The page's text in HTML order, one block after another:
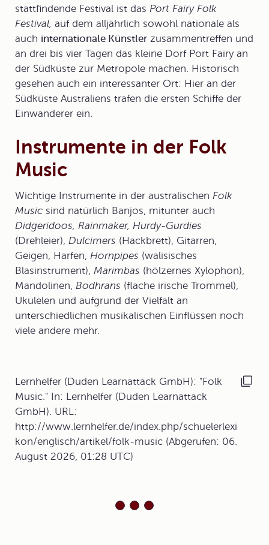
stattfindende Festival ist das Port Fairy Folk
Festival, auf dem alljährlich sowohl nationale als
auch internationale Künstler zusammentreffen und
an drei bis vier Tagen das kleine Dorf Port Fairy an
der Südküste zur Metropole machen. Historisch
gesehen auch ein interessanter Ort: Hier an der
Südküste Australiens trafen die ersten Schiffe der
Einwanderer ein.
Instrumente in der Folk
Music
Wichtige Instrumente in der australischen Folk
Music sind natürlich Banjos, mitunter auch
Didgeridoos, Rainmaker, Hurdy-Gurdies
(Drehleier), Dulcimers (Hackbrett), Gitarren,
Geigen, Harfen, Hornpipes (walisisches
Blasinstrument), Marimbas (hölzernes Xylophon),
Mandolinen, Bodhrans (flache irische Trommel),
Ukulelen und aufgrund der Vielfalt an
unterschiedlichen musikalischen Einflüssen noch
viele andere mehr.
Lernhelfer (Duden Learnattack GmbH): "Folk
Music." In: Lernhelfer (Duden Learnattack
GmbH). URL:
http://www.lernhelfer.de/index.php/schuelerlexi
kon/englisch/artikel/folk-music (Abgerufen: 06.
August 2026, 01:28 UTC)